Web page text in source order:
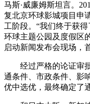
马斯·威廉姆斯坦言。
复北京环球影城项目申
工阶段。“我们终于获
环球主题公园及度假区
启动新闻发布会现场，
经过严格的论证审批
通条件、市政条件、影
优中选优，最终确定了